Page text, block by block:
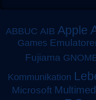
ABBUC AIB Apple
Games
Fujiama
Kommunikation
Microsoft